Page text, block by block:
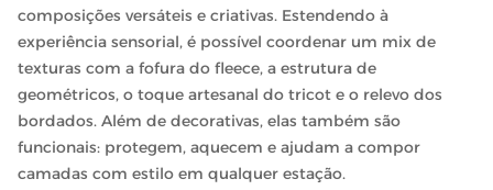
Medida 1,20m x 1,75m
Acabamento Tinto
Instruções de Lavagem
Lavação a 60ºC; Proibido alvejar;
Secar em tambor com
temperatura maxima de 60ºC;
Ferro de passar com temperatura
maxima de 150ºC; Proibido lavar a
composições versáteis e criativas. Estendendo à
experiência sensorial, é possível coordenar um mix de
texturas com a fofura do fleece, a estrutura de
geométricos, o toque artesanal do tricot e o relevo dos
bordados. Além de decorativas, elas também são
funcionais: protegem, aquecem e ajudam a compor
camadas com estilo em qualquer estação.